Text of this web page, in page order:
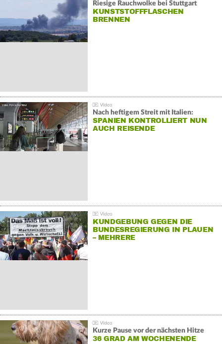
Riesige Rauchwolke bei Stuttgart
KUNSTSTOFFFLASCHEN
BRENNEN
Nach heftigem Streit mit Italien:
SPANIEN KONTROLLIERT NUN
AUCH REISENDE
KUNDGEBUNG GEGEN DIE
BUNDESREGIERUNG IN PLAUEN
– MEHRERE
Kurze Pause vor der nächsten Hitze
36 GRAD AM WOCHENENDE